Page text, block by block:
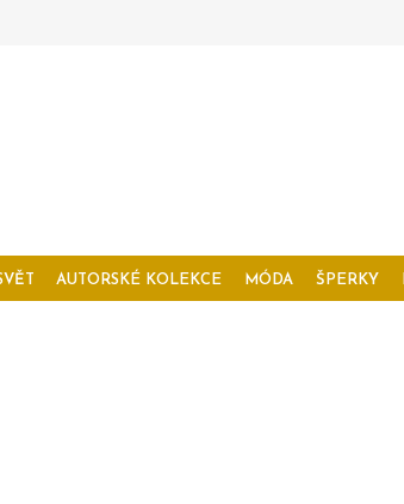
AUTORSKÉ KOLEKCE MÓDA ŠPERKY